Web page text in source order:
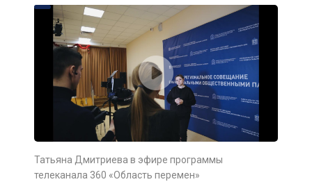
Татьяна Дмитриева в эфире программы
телеканала 360 «Область перемен»